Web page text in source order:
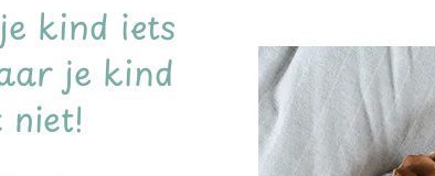
kind iets
je kind
niet!